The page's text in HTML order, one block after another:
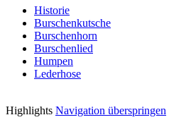
Historie
Burschenkutsche
Burschenhorn
Burschenlied
Humpen
Lederhose
Highlights Navigation überspringen